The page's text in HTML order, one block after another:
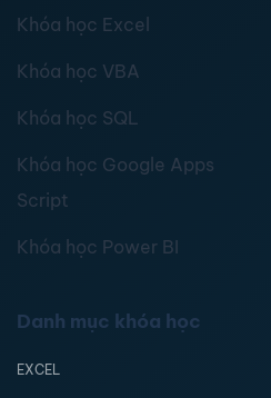
Khóa học Excel
Khóa học VBA
Khóa học SQL
Khóa học Google Apps
Script
Khóa học Power BI
Danh mục khóa học
EXCEL